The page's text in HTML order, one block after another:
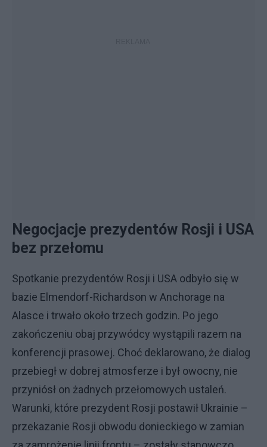
Negocjacje prezydentów Rosji i USA
bez przełomu
Spotkanie prezydentów Rosji i USA odbyło się w
bazie Elmendorf-Richardson w Anchorage na
Alasce i trwało około trzech godzin. Po jego
zakończeniu obaj przywódcy wystąpili razem na
konferencji prasowej. Choć deklarowano, że dialog
przebiegł w dobrej atmosferze i był owocny, nie
przyniósł on żadnych przełomowych ustaleń.
Warunki, które prezydent Rosji postawił Ukrainie –
przekazanie Rosji obwodu donieckiego w zamian